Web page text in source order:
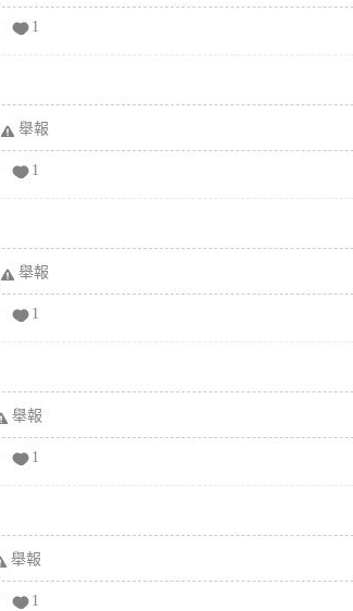
1
舉報
1
舉報
1
舉報
1
舉報
1